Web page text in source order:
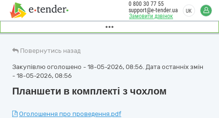
Замовити дзвінок
0 800 30 77 55
support@e-tender.ua
UK
Повернутись назад
Закупівлю оголошено - 18-05-2026, 08:56. Дата останніх змін
- 18-05-2026, 08:56
Планшети в комплекті з чохлом
Оголошення про проведення.pdf